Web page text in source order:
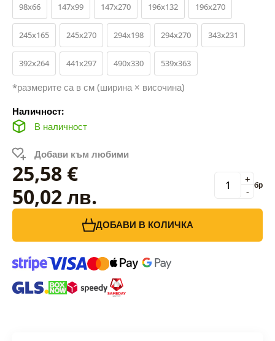
98x66 147x99 147x270 196x132 196x270
245x165 245x270 294x198 294x270 343x231
392x264 441x297 490x330 539x363
*размерите са в см (ширина × височина)
Наличност:
В наличност
Добави към любими
25,58 €
50,02 лв.
-
+ бр
ДОБАВИ В КОЛИЧКА